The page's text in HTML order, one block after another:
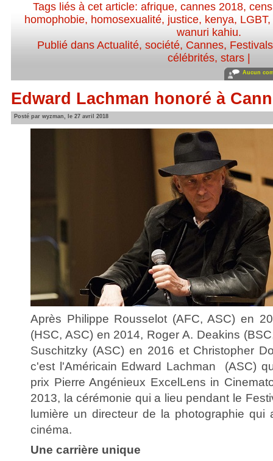
Tags liés à cet article: afrique, cannes 2018,
homophobie, homosexualité, justice, kenya, LGBT
wanuri kahiu.
Publié dans Actualité, société, Cannes, Festivals
célébrités, stars
Aucun
Edward Lachman honoré à
Posté par wyzman, le 27 avril 2018
Après Philippe Rousselot (AFC, ASC) en
(HSC, ASC) en 2014, Roger A. Deakins
Suschitzky (ASC) en 2016 et Christopher
c'est l'Américain Edward Lachman (ASC)
prix Pierre Angénieux ExcelLens in
2013, la cérémonie qui a lieu pendant le
lumière un directeur de la photographie qui
cinéma.
Une carrière unique